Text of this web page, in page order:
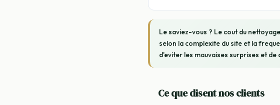
Le saviez-vous ? Le cout du
selon la complexite du site et la
d'eviter les mauvaises surprises et
Ce que disent nos clients